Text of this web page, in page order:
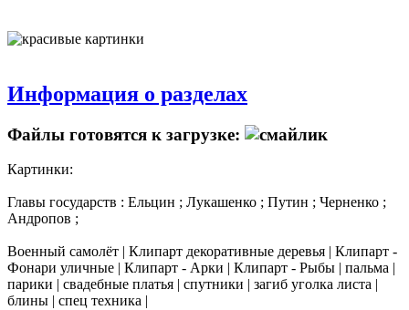
Информация о разделах
Файлы готовятся к загрузке:
Картинки:
Главы государств : Ельцин ; Лукашенко ; Путин ; Черненко ;
Андропов ;
Военный самолёт | Клипарт декоративные деревья | Клипарт -
Фонари уличные | Клипарт - Арки | Клипарт - Рыбы | пальма |
парики | свадебные платья | спутники | загиб уголка листа |
блины | спец техника |